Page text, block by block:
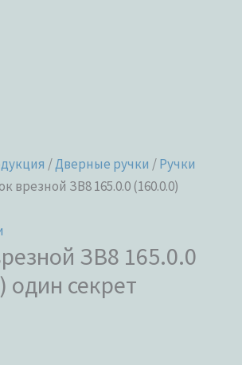
/Дверные ручки /Ручки
врезной ЗВ8 165.0.0 (160.0.0)
ЗВ8 165.0.0
один секрет